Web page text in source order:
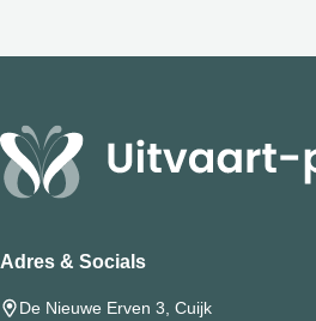
Adres & Socials
De Nieuwe Erven 3, Cuijk